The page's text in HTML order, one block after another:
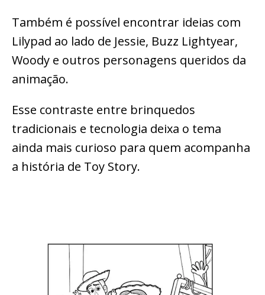
Também é possível encontrar ideias com
Lilypad ao lado de Jessie, Buzz Lightyear,
Woody e outros personagens queridos da
animação.
Esse contraste entre brinquedos
tradicionais e tecnologia deixa o tema
ainda mais curioso para quem acompanha
a história de Toy Story.